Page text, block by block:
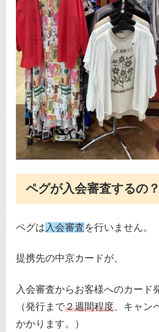
ペグが入会審査するの？
ペグは 入会審査を行いません。
提携先の中京カードが、
入会審査からお客様へのカード
（発行まで２週間程度 、キャン
かかります。）